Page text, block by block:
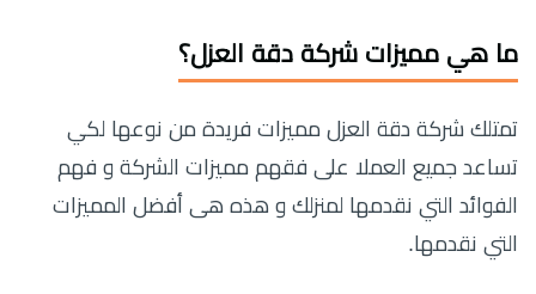
ما هي مميزات شركة دقة العزل؟
تمتلك شركة دقة العزل مميزات فريدة من نوعها لكي
تساعد جميع العملا على فقهم مميزات الشركة و فهم
الفوائد التي نقدمها لمنزلك و هذه هى أفضل المميزات
التي نقدمها.